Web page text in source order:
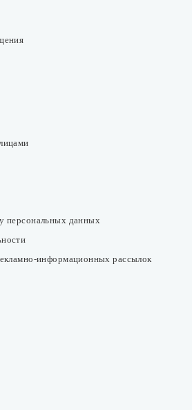
персональных данных
информационных рассылок